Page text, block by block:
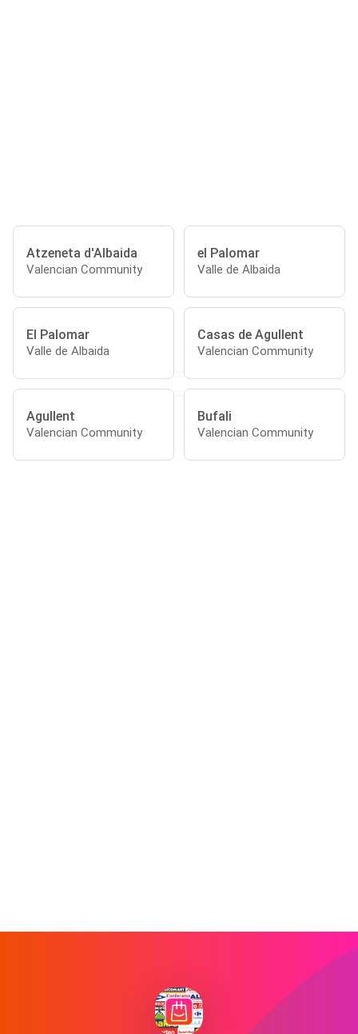
Atzeneta d'Albaida
Valencian Community
el Palomar
Valle de Albaida
El Palomar
Valle de Albaida
Casas de Agullent
Valencian Community
Agullent
Valencian Community
Bufali
Valencian Community